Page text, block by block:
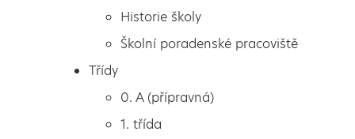
Pro budoucí prvňáčky
Rozvrhy hodin
Školská rada
Historie školy
Školní poradenské pracoviště
Třídy
0. A (přípravná)
1. třída
Divadlo